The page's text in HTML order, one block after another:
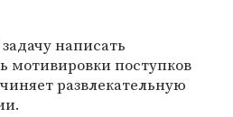
написать
мотивировки поступков
развлекательную